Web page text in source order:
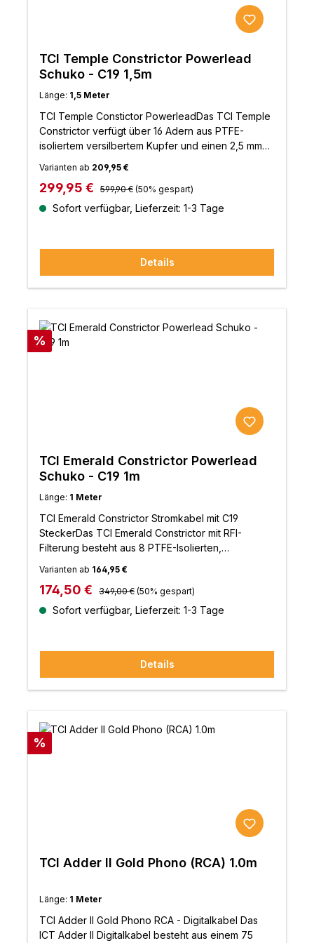
TCI Temple Constrictor Powerlead
Schuko - C19 1,5m
Länge: 1,5 Meter
TCI Temple Constictor PowerleadDas TCI Temple
Constrictor verfügt über 16 Adern aus PTFE-
isoliertem versilbertem Kupfer und einen 2,5 mm
größere Querschnittsfläche und eine höhere
Silbermenge, wodurch er ein niedrigeres
Grundrauschen aufweist. Es löst viel mehr Details
Varianten ab 209,95 €
Verkaufspreis:
299,95 € Regulärer Preis:
599,90 € (50% gespart)
Sofort verfügbar, Lieferzeit: 1-3 Tage
Details
Rabatt
%
TCI Emerald Constrictor Powerlead
Schuko - C19 1m
Länge: 1 Meter
TCI Emerald Constrictor Stromkabel mit C19
SteckerDas TCI Emerald Constrictor mit RFI-
Filterung besteht aus 8 PTFE-Isolierten,
ein natürlicher FIlter und eliminieren unerwünschte
Netzstörungen.Sowohl bei hohen als auch bei
niedrigen Pegeln erhalten Sie mit diesem Kabel
OFC-LeiterGeflochtene Konstruktion für
hervorragende HF-Ableitung und FilterungNicht-
induktive, selbstabschirmende
KonstruktionPolyolefin-IsolierungOptionaler 13A-
Großbritannien
Varianten ab 164,95 €
Verkaufspreis:
174,50 € Regulärer Preis:
349,00 € (50% gespart)
Sofort verfügbar, Lieferzeit: 1-3 Tage
Details
Rabatt
%
TCI Adder II Gold Phono (RCA) 1.0m
Länge: 1 Meter
TCI Adder II Gold Phono RCA - Digitalkabel Das
ICT Adder II Digitalkabel besteht aus einem 75